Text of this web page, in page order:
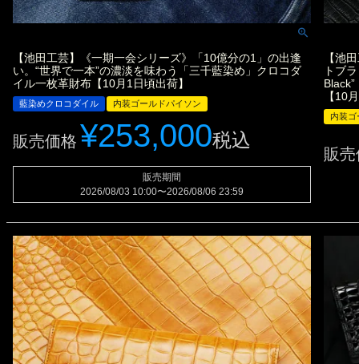
【池田工芸】《一期一会シリーズ》「10億分の1」の出逢
い。“世界で一本”の濃淡を味わう「三千藍染め」クロコダ
イル一枚革財布【10月1日頃出荷】
藍染めクロコダイル 内装ゴールドパイソン
販売価格 ¥253,000税込
販売期間
2026/08/03 10:00〜2026/08/06 23:59
【池
トブ
【10
内装ゴ
販